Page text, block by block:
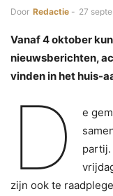
Door Redactie - 27
Vanaf 4 oktober
nieuwsberichten,
vinden in het huis-
D
e
partij.
zijn ook te